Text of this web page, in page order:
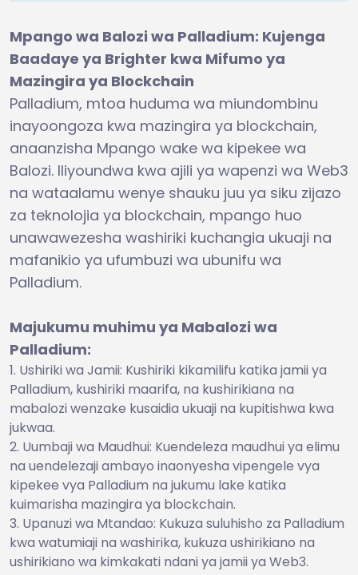
Mpango wa Balozi wa Palladium: Kujenga
Baadaye ya Brighter kwa Mifumo ya
Mazingira ya Blockchain
Palladium, mtoa huduma wa miundombinu
inayoongoza kwa mazingira ya blockchain,
anaanzisha Mpango wake wa kipekee wa
Balozi. Iliyoundwa kwa ajili ya wapenzi wa Web3
na wataalamu wenye shauku juu ya siku zijazo
za teknolojia ya blockchain, mpango huo
unawawezesha washiriki kuchangia ukuaji na
mafanikio ya ufumbuzi wa ubunifu wa
Palladium.
Majukumu muhimu ya Mabalozi wa
Palladium:
Ushiriki wa Jamii: Kushiriki kikamilifu katika jamii ya
Palladium, kushiriki maarifa, na kushirikiana na
mabalozi wenzake kusaidia ukuaji na kupitishwa kwa
jukwaa.
Uumbaji wa Maudhui: Kuendeleza maudhui ya elimu
na uendelezaji ambayo inaonyesha vipengele vya
kipekee vya Palladium na jukumu lake katika
kuimarisha mazingira ya blockchain.
Upanuzi wa Mtandao: Kukuza suluhisho za Palladium
kwa watumiaji na washirika, kukuza ushirikiano na
ushirikiano wa kimkakati ndani ya jamii ya Web3.